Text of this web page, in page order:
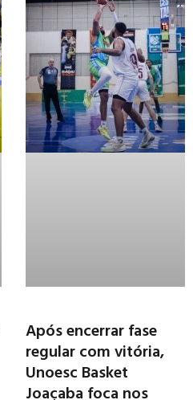
Após encerrar fase
regular com vitória,
Unoesc Basket
Joaçaba foca nos